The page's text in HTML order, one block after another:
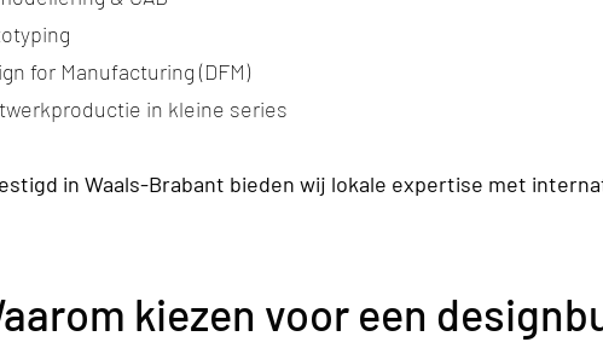
for Manufacturing (DFM)
in kleine series
in Waals-Brabant bieden wij lokale expertise met
kiezen voor een